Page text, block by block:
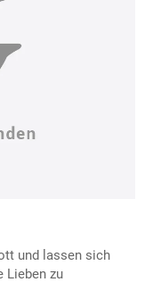
und lassen sich
Lieben zu